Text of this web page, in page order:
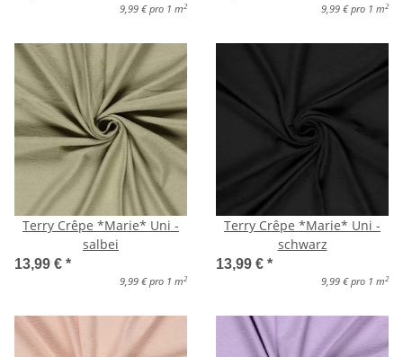
9,99 € pro 1 m 2 9,99 € pro 1 m 2
Terry Crêpe *Marie* Uni -
salbei
13,99 € *
9,99 € pro 1 m 2
Terry Crêpe *Marie* Uni -
schwarz
13,99 € *
9,99 € pro 1 m 2